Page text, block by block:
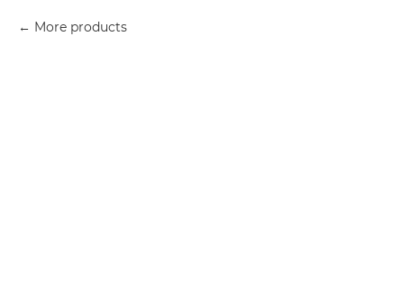
More products